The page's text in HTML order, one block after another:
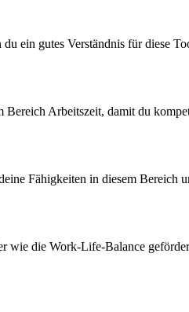
ein gutes Verständnis für diese
Arbeitszeit, damit du
Fähigkeiten in diesem Bereich
wie die Work-Life-Balance